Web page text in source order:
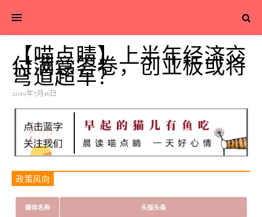
【喵点睛】上半年经济交
付满意答卷，创业板或将
弯道超车？
2019年7月16日
政策风向